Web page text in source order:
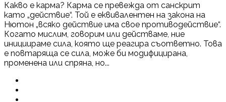
Какво е карма? Карма се превежда от санскрит
като „действие“. Той е еквивалентен на закона на
Нютон „всяко действие има свое противодействие“.
Когато мислим, говорим или действаме, ние
инициираме сила, която ще реагира съответно. Това
е повтаряща се сила, може би модифицирана,
променена или спряна, но...